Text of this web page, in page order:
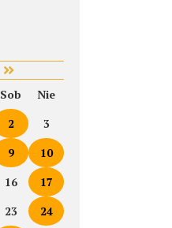
Sob
Nie
2
3
9
10
16
17
23
24